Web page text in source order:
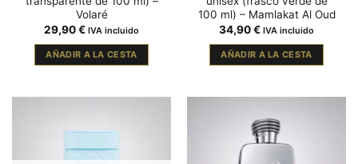
Volaré
29,90€ IVA incluido
AÑADIR A LA CESTA
100 ml) – Mamlakat Al Oud
34,90€ IVA incluido
AÑADIR A LA CESTA